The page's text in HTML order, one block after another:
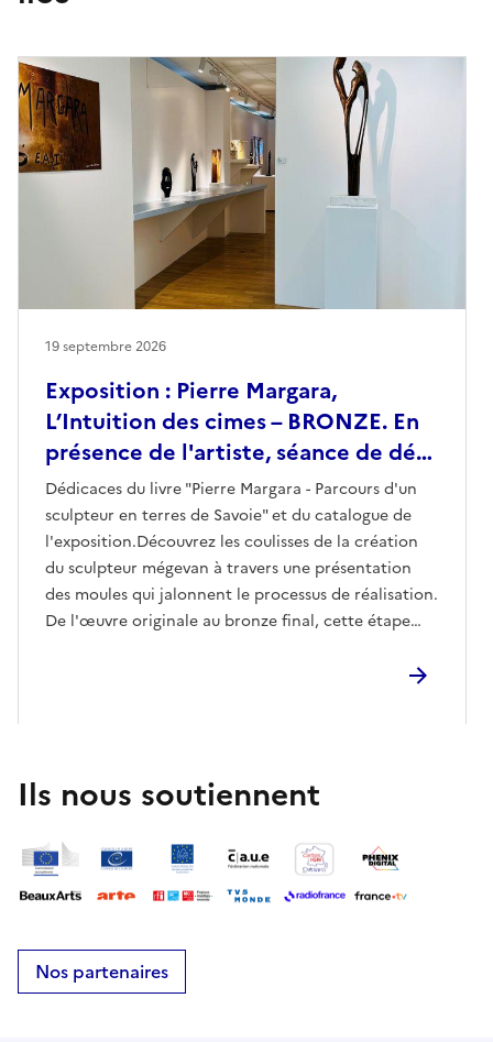
Exposition : Pierre Margara,
L’Intuition des cimes – BRONZE. En
présence de l'artiste, séance de dé…
Dédicaces du livre "Pierre Margara - Parcours d'un
sculpteur en terres de Savoie" et du catalogue de
l'exposition.Découvrez les coulisses de la création
du sculpteur mégevan à travers une présentation
des moules qui jalonnent le processus de réalisation.
De l'œuvre originale au bronze final, cette étape
matière et le savoir-faire qui donnent naissance à la
19 septembre 2026
Ils nous soutiennent
Nos partenaires